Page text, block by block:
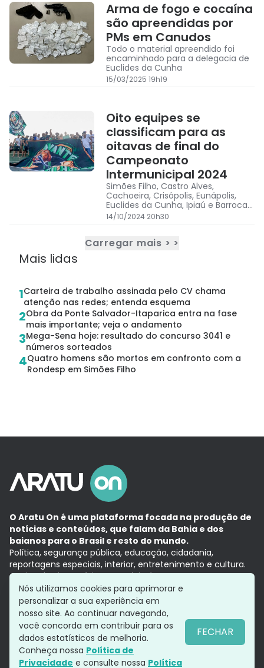
Arma de fogo e cocaína
são apreendidas por
PMs em Canudos
Todo o material apreendido foi
encaminhado para a delegacia de
Euclides da Cunha
15/03/2025 19h19
Oito equipes se
classificam para as
oitavas de final do
Campeonato
Intermunicipal 2024
Simões Filho, Castro Alves,
Cachoeira, Crisópolis, Eunápolis,
Euclides da Cunha, Ipiaú e Barrocas
lutam pelo título da temporada
14/10/2024 20h30
Carregar mais > >
Mais lidas
1Carteira de trabalho assinada pelo CV chama
atenção nas redes; entenda esquema
2Obra da Ponte Salvador-Itaparica entra na fase
mais importante; veja o andamento
3Mega-Sena hoje: resultado do concurso 3041 e
números sorteados
4Quatro homens são mortos em confronto com a
Rondesp em Simões Filho
O Aratu On é uma plataforma focada na produção de
notícias e conteúdos, que falam da Bahia e dos
baianos para o Brasil e resto do mundo.
Política, segurança pública, educação, cidadania,
reportagens especiais, interior, entretenimento e cultura.
Aqui, tudo vira notícia e a notícia é no tempo presente,
com a credibilidade do Grupo Aratu.
Grupo Aratu
Política de privacidade
Siga-nos
Nós utilizamos cookies para aprimorar e
personalizar a sua experiência em
nosso site. Ao continuar navegando,
você concorda em contribuir para os
dados estatísticos de melhoria.
Conheça nossa Política de
Privacidade e consulte nossa Política
FECHAR